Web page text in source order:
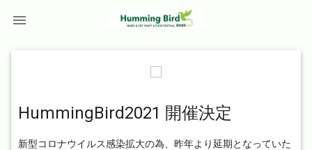

HummingBird2021 開催決定
新型コロナウイルス感染拡大の為、昨年より延期となっていた